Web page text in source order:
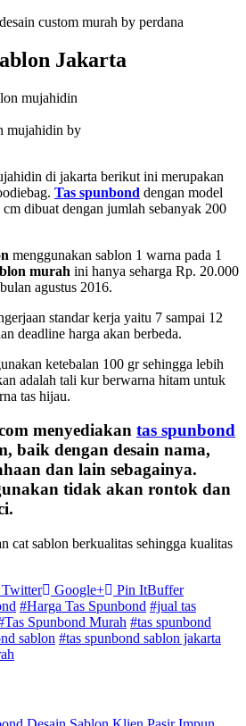
custom murah by perdana
Jakarta
mujahidin by
di jakarta berikut ini merupakan
Tas spunbond dengan model
dibuat dengan jumlah sebanyak 200
menggunakan sablon 1 warna pada 1
murah ini hanya seharga Rp. 20.000
agustus 2016.
standar kerja yaitu 7 sampai 12
deadline harga akan berbeda.
ketebalan 100 gr sehingga lebih
adalah tali kur berwarna hitam untuk
tas hijau.
menyediakan tas spunbond
baik dengan desain nama,
dan lain sebagainya.
tidak akan rontok dan
cat sablon berkualitas sehingga kualitas
Twitter Google+ Pin ItBuffer
#Harga Tas Spunbond #jual tas
Spunbond Murah #tas spunbond
sablon #tas spunbond sablon jakarta